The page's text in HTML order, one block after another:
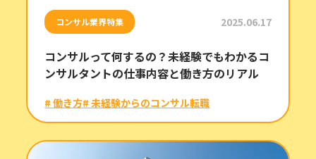
コンサル業界特集 2025.06.17
コンサルって何するの？未経験でもわかるコ
ンサルタントの仕事内容と働き方のリアル
# 働き方# 未経験からのコンサル転職